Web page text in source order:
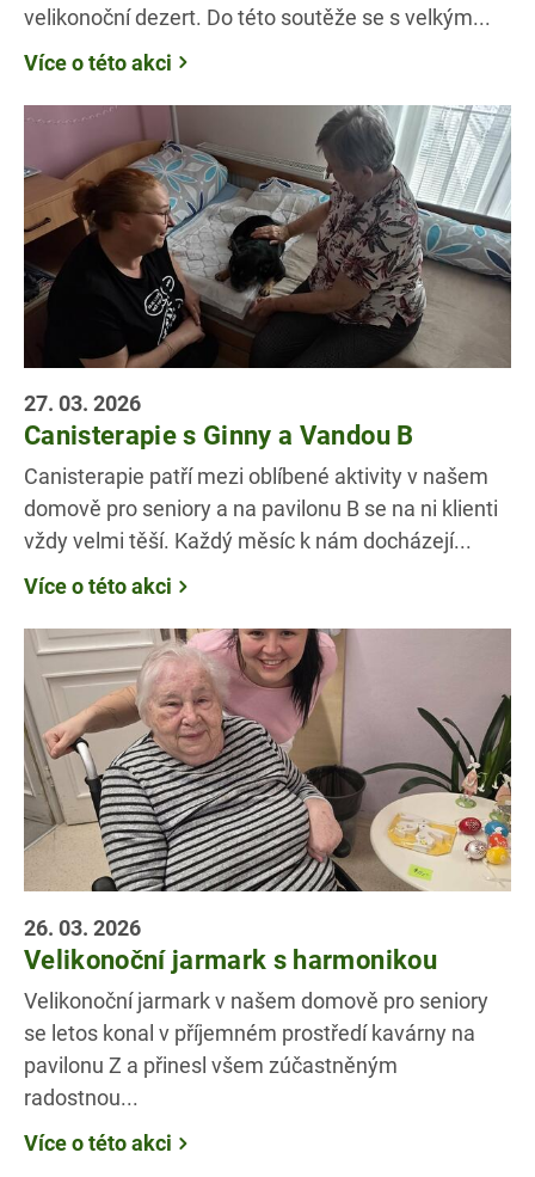
velikonoční dezert. Do této soutěže se s velkým...
Více o této akci
27. 03. 2026
Canisterapie s Ginny a Vandou B
Canisterapie patří mezi oblíbené aktivity v našem
domově pro seniory a na pavilonu B se na ni klienti
vždy velmi těší. Každý měsíc k nám docházejí...
Více o této akci
26. 03. 2026
Velikonoční jarmark s harmonikou
Velikonoční jarmark v našem domově pro seniory
se letos konal v příjemném prostředí kavárny na
pavilonu Z a přinesl všem zúčastněným
radostnou...
Více o této akci